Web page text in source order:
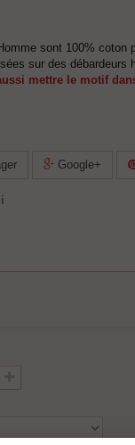
sont 100% coton
sur des débardeurs
mettre le motif
Google+